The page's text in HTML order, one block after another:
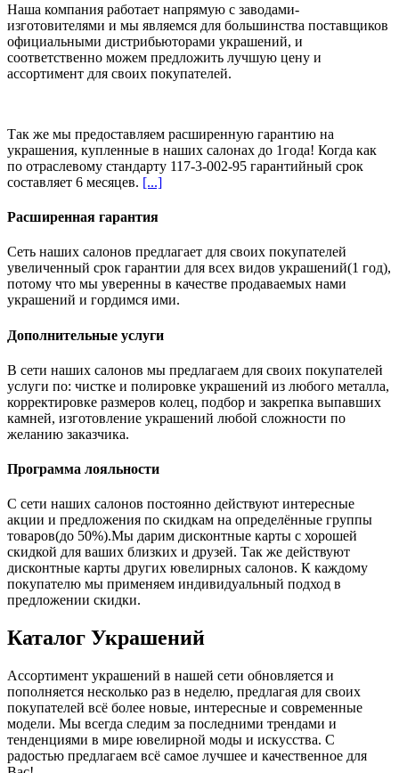
Наша компания работает напрямую с заводами-
изготовителями и мы являемся для большинства поставщиков
официальными дистрибьюторами украшений, и
соответственно можем предложить лучшую цену и
ассортимент для своих покупателей.
Так же мы предоставляем расширенную гарантию на
украшения, купленные в наших салонах до 1года! Когда как
по отраслевому стандарту 117-3-002-95 гарантийный срок
составляет 6 месяцев. [...]
Расширенная гарантия
Сеть наших салонов предлагает для своих покупателей
увеличенный срок гарантии для всех видов украшений(1 год),
потому что мы уверенны в качестве продаваемых нами
украшений и гордимся ими.
Дополнительные услуги
В сети наших салонов мы предлагаем для своих покупателей
услуги по: чистке и полировке украшений из любого металла,
корректировке размеров колец, подбор и закрепка выпавших
камней, изготовление украшений любой сложности по
желанию заказчика.
Программа лояльности
С сети наших салонов постоянно действуют интересные
акции и предложения по скидкам на определённые группы
товаров(до 50%).Мы дарим дисконтные карты с хорошей
скидкой для ваших близких и друзей. Так же действуют
дисконтные карты других ювелирных салонов. К каждому
покупателю мы применяем индивидуальный подход в
предложении скидки.
Каталог Украшений
Ассортимент украшений в нашей сети обновляется и
пополняется несколько раз в неделю, предлагая для своих
покупателей всё более новые, интересные и современные
модели. Мы всегда следим за последними трендами и
тенденциями в мире ювелирной моды и искусства. С
радостью предлагаем всё самое лучшее и качественное для